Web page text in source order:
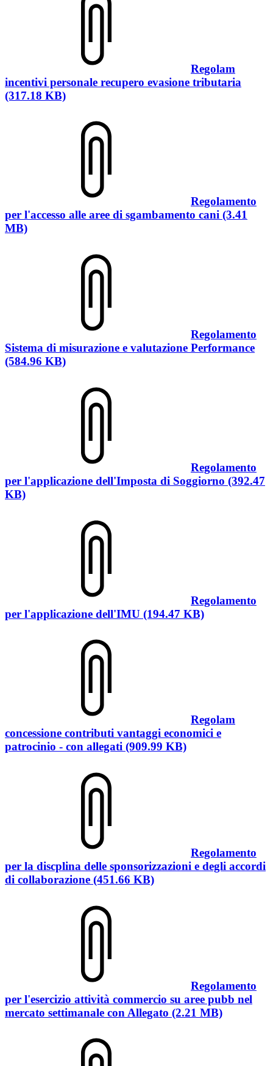
Regolam
incentivi personale recupero evasione tributaria
(317.18 KB)
Regolamento
per l'accesso alle aree di sgambamento cani (3.41
MB)
Regolamento
Sistema di misurazione e valutazione Performance
(584.96 KB)
Regolamento
per l'applicazione dell'Imposta di Soggiorno (392.47
KB)
Regolamento
per l'applicazione dell'IMU (194.47 KB)
Regolam
concessione contributi vantaggi economici e
patrocinio - con allegati (909.99 KB)
Regolamento
per la discplina delle sponsorizzazioni e degli accordi
di collaborazione (451.66 KB)
Regolamento
per l'esercizio attività commercio su aree pubb nel
mercato settimanale con Allegato (2.21 MB)